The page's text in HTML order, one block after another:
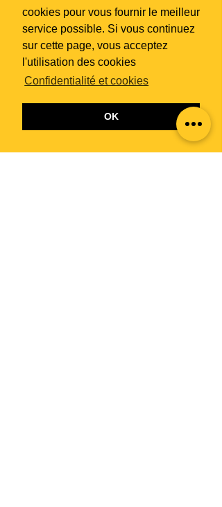
cookies pour vous fournir le meilleur
service possible. Si vous continuez
sur cette page, vous acceptez
l'utilisation des cookies
Confidentialité et cookies
OK
votre poids, sans se priver.
Avec Forever Lean , vous bloquerez
l’absorption des mauvaises calories !
Qu’est-ce que le FOREVER Lean ? Le
FOREVER LEAN est un...